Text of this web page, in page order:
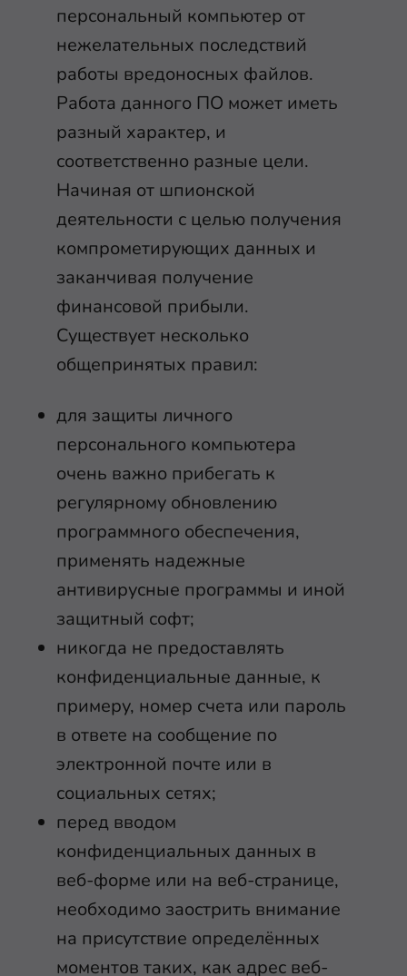
персональный компьютер от
нежелательных последствий
работы вредоносных файлов.
Работа данного ПО может иметь
разный характер, и
соответственно разные цели.
Начиная от шпионской
деятельности с целью получения
компрометирующих данных и
заканчивая получение
финансовой прибыли.
Существует несколько
общепринятых правил:
для защиты личного
персонального компьютера
очень важно прибегать к
регулярному обновлению
программного обеспечения,
применять надежные
антивирусные программы и иной
защитный софт;
никогда не предоставлять
конфиденциальные данные, к
примеру, номер счета или пароль
в ответе на сообщение по
электронной почте или в
социальных сетях;
перед вводом
конфиденциальных данных в
веб-форме или на веб-странице,
необходимо заострить внимание
на присутствие определённых
моментов таких, как адрес веб-